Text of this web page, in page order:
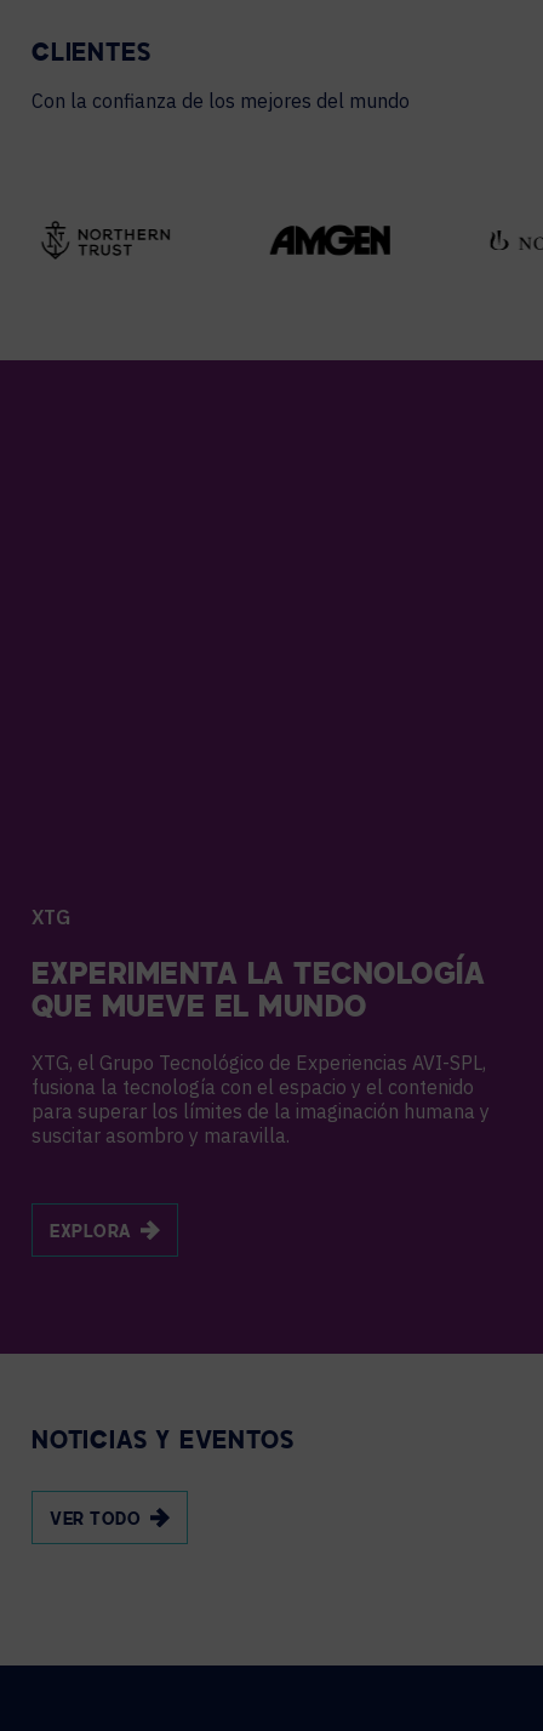
CLIENTES
Con la confianza de los mejores del mundo
XTG
EXPERIMENTA LA TECNOLOGÍA
QUE MUEVE EL MUNDO
XTG, el Grupo Tecnológico de Experiencias AVI-SPL,
fusiona la tecnología con el espacio y el contenido
para superar los límites de la imaginación humana y
suscitar asombro y maravilla.
EXPLORA
NOTICIAS Y EVENTOS
VER TODO